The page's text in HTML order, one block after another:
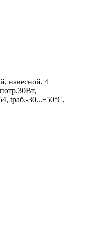
навесной, 4
tраб.-30...+50°С,